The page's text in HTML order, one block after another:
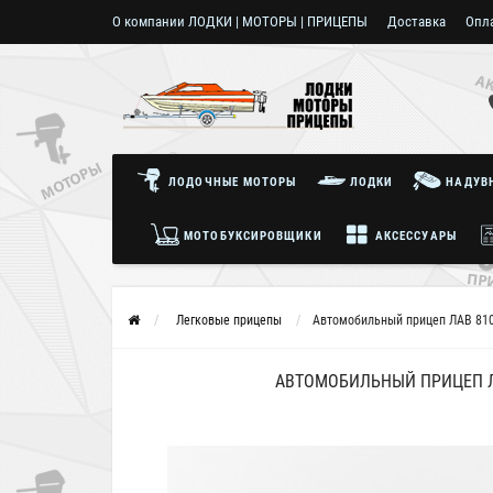
О компании ЛОДКИ | МОТОРЫ | ПРИЦЕПЫ Доставка
ЛОДОЧНЫЕ МОТОРЫ ЛОДКИ
МОТОБУКСИРОВЩИКИ АКСЕССУАРЫ
Легковые прицепы Автомобильный прицеп ЛАВ
АВТОМОБИЛЬНЫЙ ПРИЦЕП